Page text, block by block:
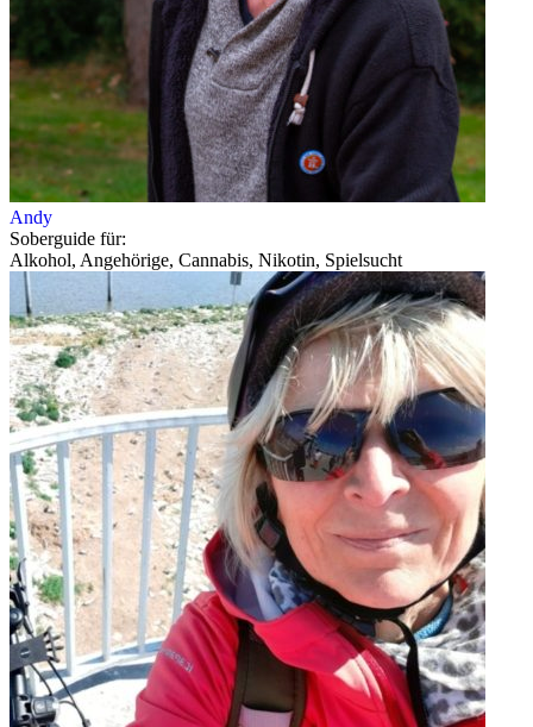
Andy
Soberguide für:
Alkohol, Angehörige, Cannabis, Nikotin, Spielsucht